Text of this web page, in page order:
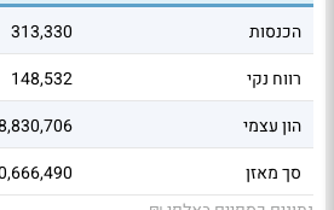
הכנסות
313,330
רווח נקי
148,532
הון עצמי
סך מאזן